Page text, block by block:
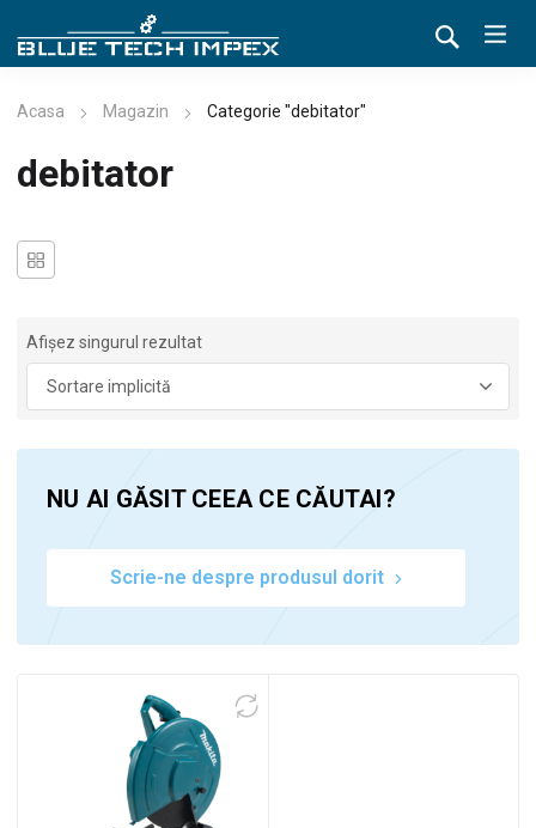
Acasa Magazin Categorie "debitator"
debitator
Afișez singurul rezultat
NU AI GĂSIT CEEA CE CĂUTAI?
Scrie-ne despre produsul dorit